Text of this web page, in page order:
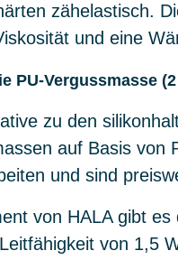
zähelastisch.
und eine
PU-Vergussmasse
zu den
auf Basis von
und sind
von HALA gibt
von 1,5